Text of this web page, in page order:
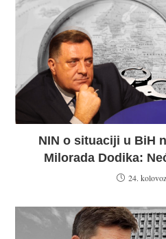
NIN o situaciji u BiH
Milorada Dodika:
24.